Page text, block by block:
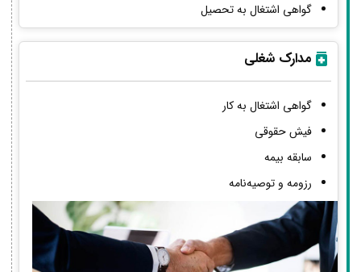
گواهی اشتغال به تحصیل
مدارک شغلی
گواهی اشتغال به کار
فیش حقوقی
سابقه بیمه
رزومه و توصیه‌نامه